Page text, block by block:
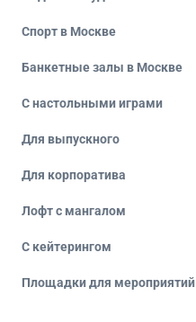
Спорт в Москве
Банкетные залы в Москве
С настольными играми
Для выпускного
Для корпоратива
Лофт с мангалом
С кейтерингом
Площадки для мероприятий